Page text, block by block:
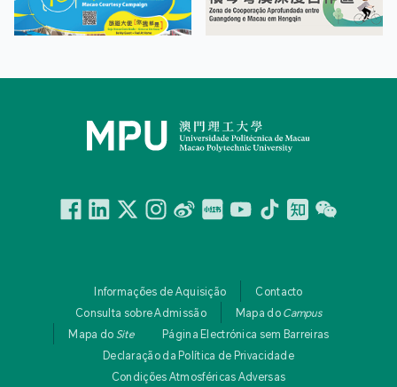
Facebook
LinkedinTwitterInstagram
微博 小紅書YouTube
TiktokZhihuWechat
Informações de Aquisição
Contacto
Consulta sobre Admissão
Mapa do Campus
Mapa do Site
Página Electrónica sem Barreiras
Declaração da Política de Privacidade
Condições Atmosféricas Adversas